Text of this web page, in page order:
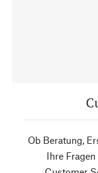
Ob Beratung,
Ihre